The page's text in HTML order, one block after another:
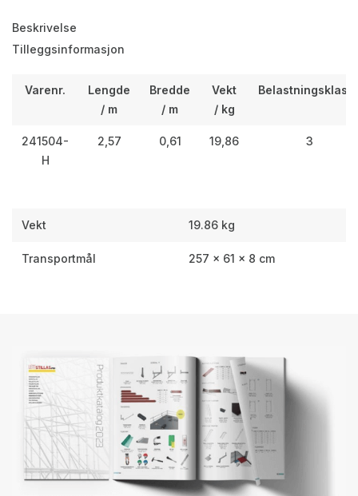
Beskrivelse
Tilleggsinformasjon
Varenr.
Lengde
/ m
Bredde
/ m
Vekt
/ kg
241504-
H
2,57 0,61 19,86 3
Vekt 19.86 kg
Transportmål 257 × 61 × 8 cm